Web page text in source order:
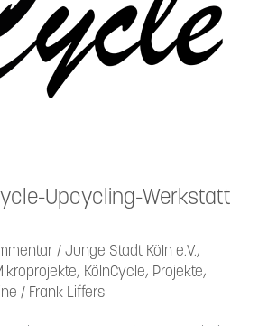
Upcycling-Werkstatt
/ Junge Stadt Köln e.V.,
, KölnCycle, Projekte,
/ Frank Liffers